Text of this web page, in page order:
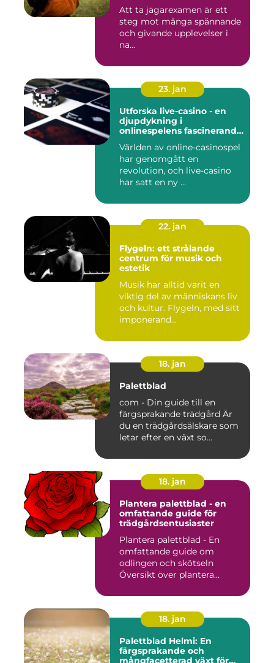
Att ta jägarexamen är ett
steg mot många spännande
och givande upplevelser i
na...
23. jan
Utforska live-casino - en
djupdykning i
onlinespelens fascinerande
Världen av online-casinospel
har genomgått en
revolution, och live-casino
har satt en ny ...
22. jan
Flygeln: ett strålande
centrum för musik och
estetik
Musik har alltid varit en
viktig del av människans liv
och kultur. Flygeln, med sitt
imponerand...
18. jan
Palettblad
com - Din guide till en
färgsprakande trädgård Är
du en trädgårdsälskare som
letar efter en växt so...
18. jan
Plantera palettblad - en
omfattande guide för
trädgårdsentusiaster
Plantera palettblad - En
omfattande guide om
odlingen och skötseln
Översikt över plantera
18. jan
Palettblad Helmi: En
färgsprakande och
mångfacetterad växt för